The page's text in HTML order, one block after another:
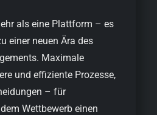
als eine Plattform – es
einer neuen Ära des
Maximale
und effiziente Prozesse,
– für
Wettbewerb einen